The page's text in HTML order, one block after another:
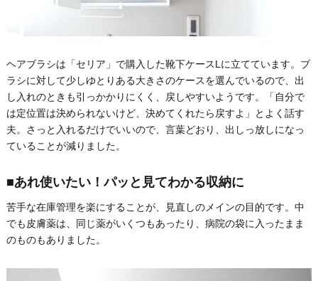
ヘアブラシは「セリア」で購入した靴下ケースLに立てています。ブ
ラシに対して少しゆとりある大きさのケースを選んでいるので、出
し入れのときも引っかかりにくく、戻しやすいようです。「自分で
は定位置は決められないけど、決めてくれたら戻すよ」とよく話す
夫。さっと入れるだけでいいので、言葉どおり、出しっ放しになっ
ていることが減りました。
■あれ使いたい！パッと見てわかる収納に
苦手な在庫管理を楽にすることが、見直しのメインの目的です。中
でも皮膚薬は、同じ薬がいくつもあったり、病院の袋に入ったまま
のものもありました。